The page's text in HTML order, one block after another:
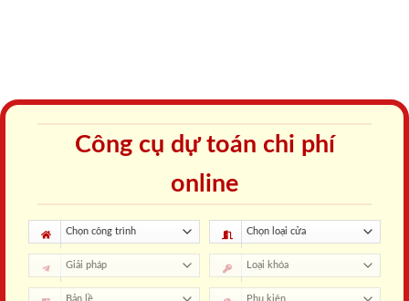
Công cụ dự toán chi phí
online